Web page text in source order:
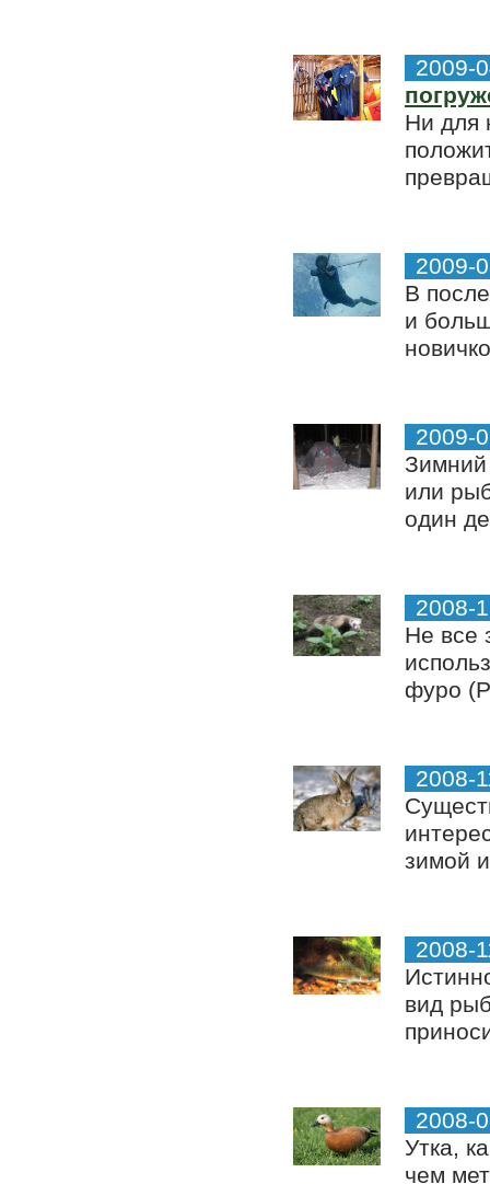
2009-
Ни для
2009-
В
и
2009-
Зимний
или
один
2008-
Не все
фуро
2008-
зимой
2008-
вид
2008-
Утка,
чем